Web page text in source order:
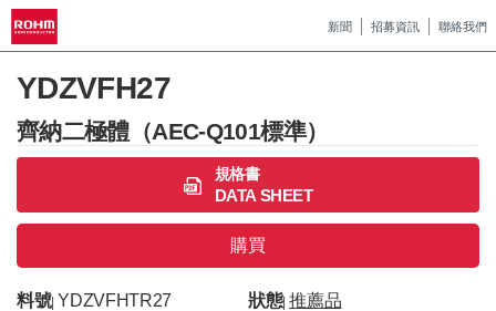
新聞 招募資訊 聯絡我們
YDZVFH27
齊納二極體（AEC-Q101標準）
規格書
DATA SHEET
購買
料號| YDZVFHTR27 狀態|推薦品